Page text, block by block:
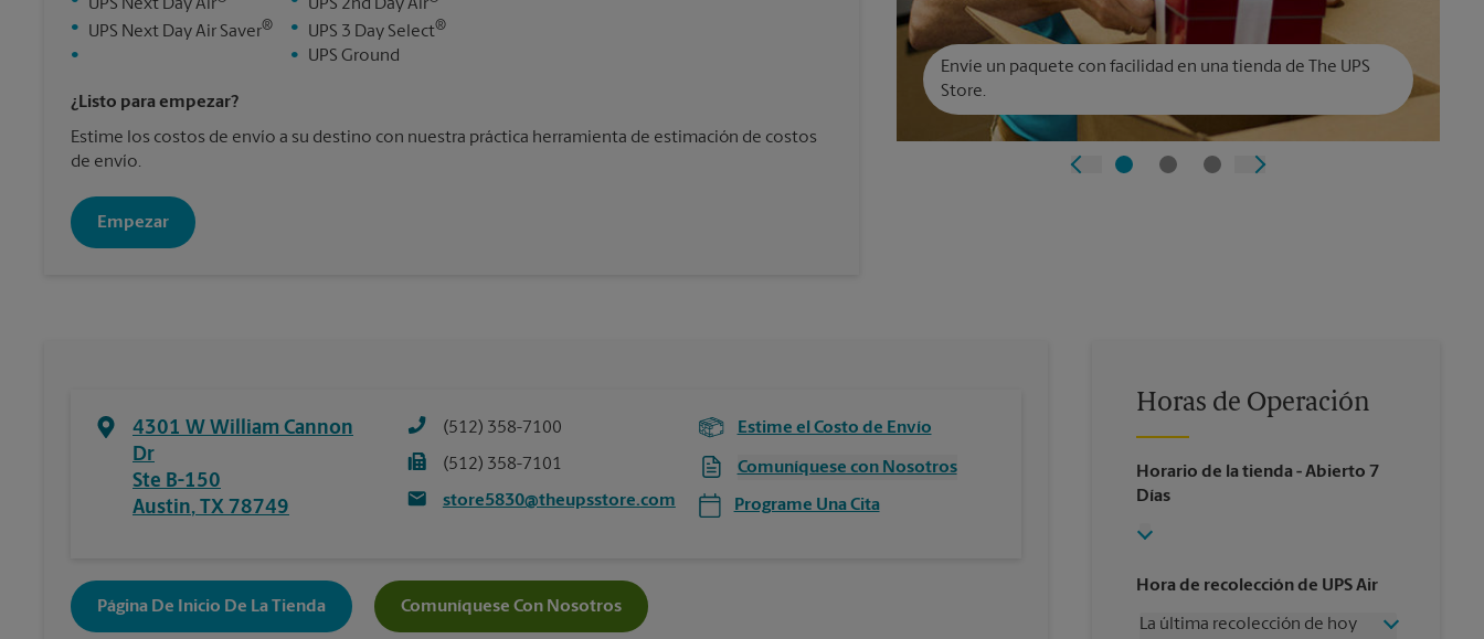
UPS Next Day Air
• UPS Next Day Air Saver®
•
UPS 2nd Day Air
• UPS 3 Day Select®
• UPS Ground
¿Listo para empezar?
Estime los costos de envío a su destino con nuestra práctica herramienta de estimación de costos
de envío.
Empezar
Envíe un paquete con facilidad en una tienda de The UPS
Store.
4301 W William Cannon
Dr
Ste B-150
Austin, TX 78749
(512) 358-7100
(512) 358-7101
store5830@theupsstore.com
Estime el Costo de Envío
Comuníquese con Nosotros
Programe Una Cita
Página De Inicio De La Tienda Comuníquese Con Nosotros
Horas de Operación
Horario de la tienda - Abierto 7
Días
Hora de recolección de UPS Air
La última recolección de hoy